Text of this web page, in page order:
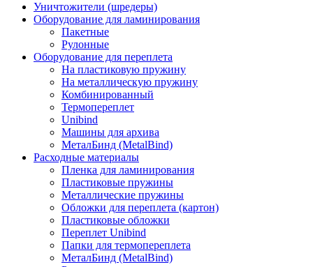
Уничтожители (шредеры)
Оборудование для ламинирования
Пакетные
Рулонные
Оборудование для переплета
На пластиковую пружину
На металлическую пружину
Комбинированный
Термопереплет
Unibind
Машины для архива
МеталБинд (MetalBind)
Расходные материалы
Пленка для ламинирования
Пластиковые пружины
Металлические пружины
Обложки для переплета (картон)
Пластиковые обложки
Переплет Unibind
Папки для термопереплета
МеталБинд (MetalBind)